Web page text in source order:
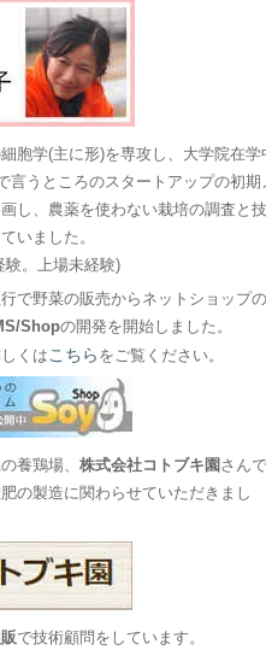
胞学(主に形)を専攻し、大学院在学
言うところのスタートアップの初期
し、農薬を使わない栽培の調査と技
いました。
験。上場未経験)
で野菜の販売からネットショップの
Shopの開発を開始しました。
くは こちら をご覧ください。
養鶏場、株式会社コトブキ園 さんで
の製造に関わらせていただきまし
で技術顧問をしています。